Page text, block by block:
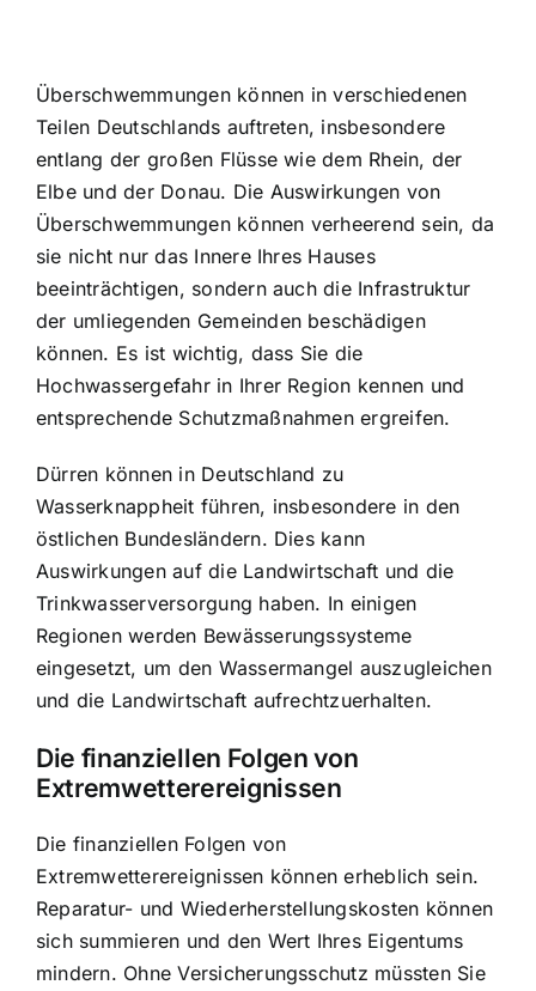
Überschwemmungen können in verschiedenen
Teilen Deutschlands auftreten, insbesondere
entlang der großen Flüsse wie dem Rhein, der
Elbe und der Donau. Die Auswirkungen von
Überschwemmungen können verheerend sein, da
sie nicht nur das Innere Ihres Hauses
beeinträchtigen, sondern auch die Infrastruktur
der umliegenden Gemeinden beschädigen
können. Es ist wichtig, dass Sie die
Hochwassergefahr in Ihrer Region kennen und
entsprechende Schutzmaßnahmen ergreifen.
Dürren können in Deutschland zu
Wasserknappheit führen, insbesondere in den
östlichen Bundesländern. Dies kann
Auswirkungen auf die Landwirtschaft und die
Trinkwasserversorgung haben. In einigen
Regionen werden Bewässerungssysteme
eingesetzt, um den Wassermangel auszugleichen
und die Landwirtschaft aufrechtzuerhalten.
Die finanziellen Folgen von
Extremwetterereignissen
Die finanziellen Folgen von
Extremwetterereignissen können erheblich sein.
Reparatur- und Wiederherstellungskosten können
sich summieren und den Wert Ihres Eigentums
mindern. Ohne Versicherungsschutz müssten Sie